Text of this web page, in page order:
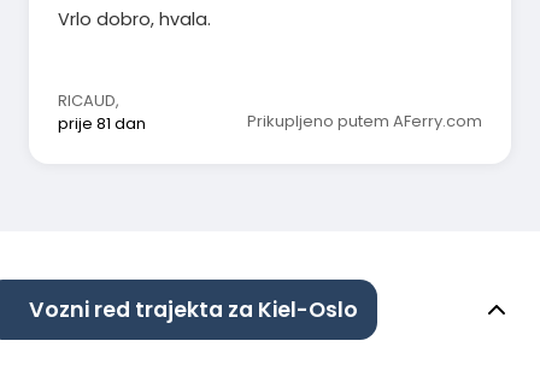
Vrlo dobro, hvala.
RICAUD,
prije 81 dan
Prikupljeno putem AFerry.com
Vozni red trajekta za Kiel-Oslo